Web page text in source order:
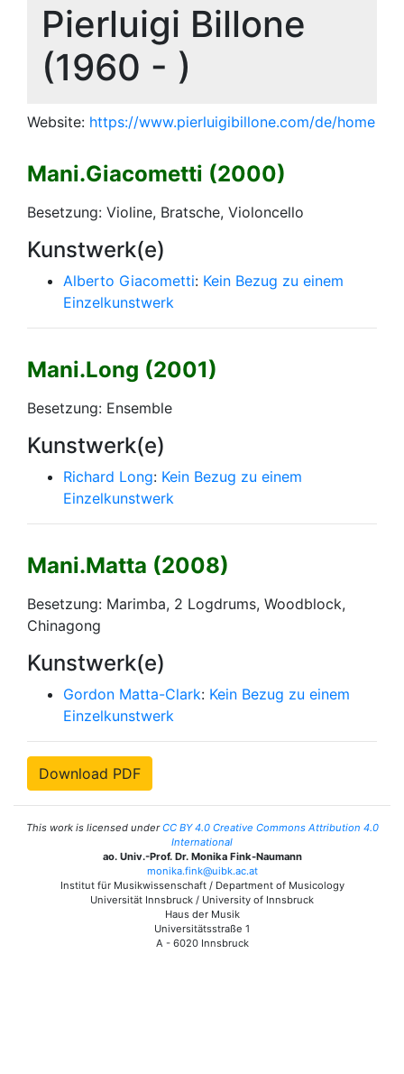
Pierluigi Billone
(1960 - )
Website: https://www.pierluigibillone.com/de/home
Mani.Giacometti (2000)
Besetzung: Violine, Bratsche, Violoncello
Kunstwerk(e)
Alberto Giacometti: Kein Bezug zu einem
Einzelkunstwerk
Mani.Long (2001)
Besetzung: Ensemble
Kunstwerk(e)
Richard Long: Kein Bezug zu einem
Einzelkunstwerk
Mani.Matta (2008)
Besetzung: Marimba, 2 Logdrums, Woodblock,
Chinagong
Kunstwerk(e)
Gordon Matta-Clark: Kein Bezug zu einem
Einzelkunstwerk
Download PDF
This work is licensed underCC BY 4.0 Creative Commons Attribution 4.0
International
ao. Univ.-Prof. Dr. Monika Fink-Naumann
monika.fink@uibk.ac.at
Institut für Musikwissenschaft / Department of Musicology
Universität Innsbruck / University of Innsbruck
Haus der Musik
Universitätsstraße 1
A - 6020 Innsbruck